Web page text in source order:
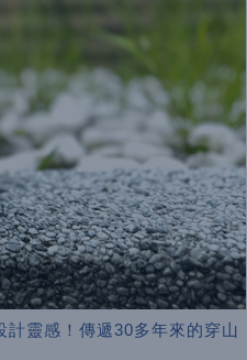
靈感！傳遞30多年來的穿山